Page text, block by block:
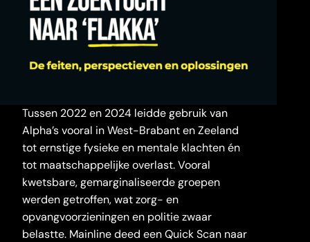
Tussen 2022 en 2024 leidde gebruik van
Alpha’s vooral in West-Brabant en Zeeland
tot ernstige fysieke en mentale klachten én
tot maatschappelijke overlast. Vooral
kwetsbare, gemarginaliseerde groepen
werden getroffen, wat zorg- en
opvangvoorzieningen en politie zwaar
belastte. Mainline deed een Quick Scan naar